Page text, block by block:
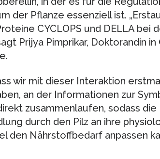
der Pflanze essenziell ist.
CYCLOPS und DELLA bei
Prijya Pimprikar, Doktorandin
wir mit dieser Interaktion
an der Informationen zur
zusammenlaufen, sodass die
durch den Pilz an ihre
den Nährstoffbedarf anpassen